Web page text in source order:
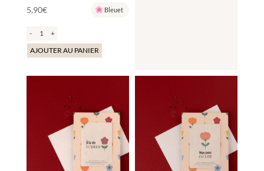
5,90€ Bleuet
-
+
AJOUTER AU PANIER